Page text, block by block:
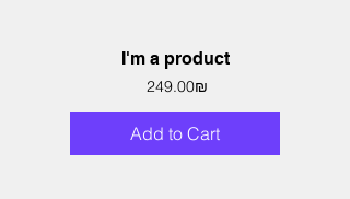
I'm a product
Price ‏249.00 ‏₪
Add to Cart